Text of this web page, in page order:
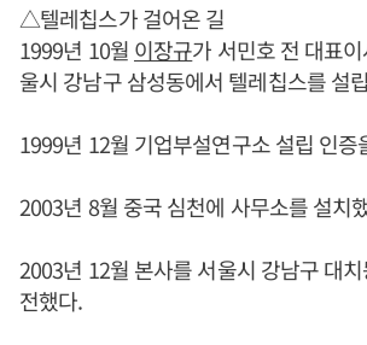
△텔레칩스가 걸어온 길
1999년 10월 이장규가 서민호 전 대표
울시 강남구 삼성동에서 텔레칩스를 설
1999년 12월 기업부설연구소 설립 인증
2003년 8월 중국 심천에 사무소를 설치
2003년 12월 본사를 서울시 강남구 대
전했다.